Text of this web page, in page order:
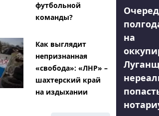
футбольной
команды?
Как выглядит
непризнанная
«свобода»: «ЛНР» –
шахтерский край
на издыхании
на